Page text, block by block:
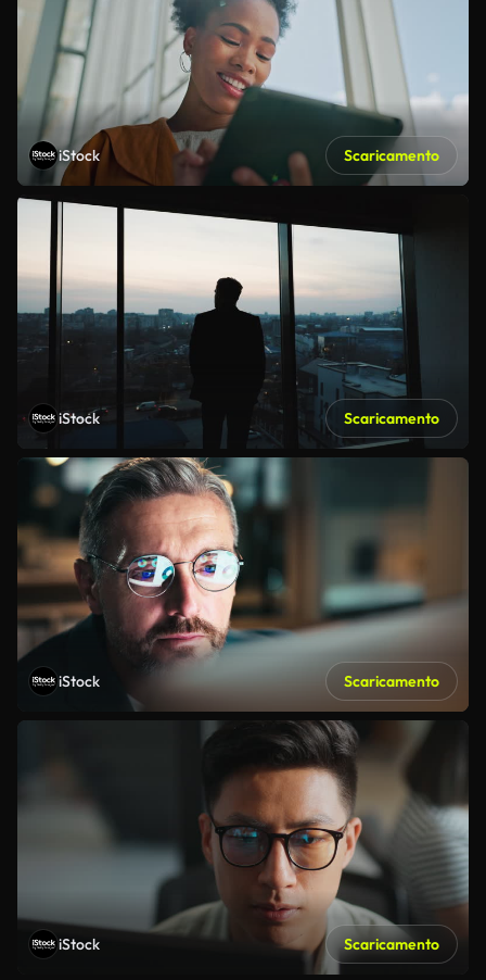
iStock Scaricamento
iStock Scaricamento
iStock Scaricamento
iStock Scaricamento